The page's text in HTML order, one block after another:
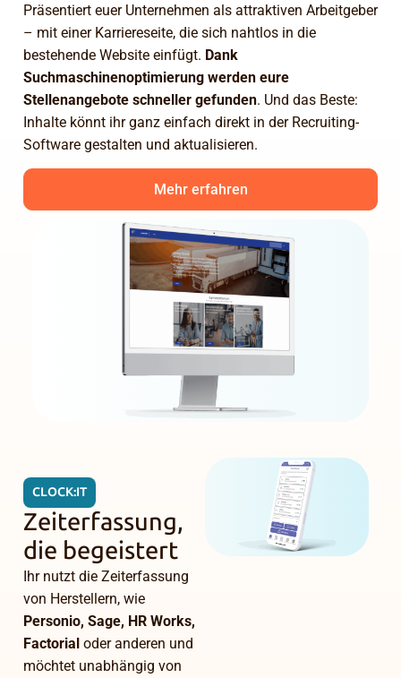
Präsentiert euer Unternehmen als attraktiven Arbeitgeber
– mit einer Karriereseite, die sich nahtlos in die
bestehende Website einfügt. Dank
Suchmaschinenoptimierung werden eure
Stellenangebote schneller gefunden. Und das Beste:
Inhalte könnt ihr ganz einfach direkt in der Recruiting-
Software gestalten und aktualisieren.
Mehr erfahren
CLOCK:IT
Zeiterfassung,
die begeistert
Ihr nutzt die Zeiterfassung
von Herstellern, wie
Personio, Sage, HR Works,
Factorial oder anderen und
möchtet unabhängig von